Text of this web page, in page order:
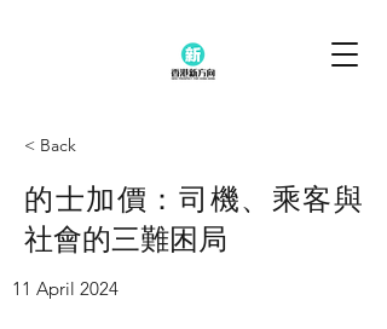
< Back
的士加價：司機、乘客與
社會的三難困局
11 April 2024